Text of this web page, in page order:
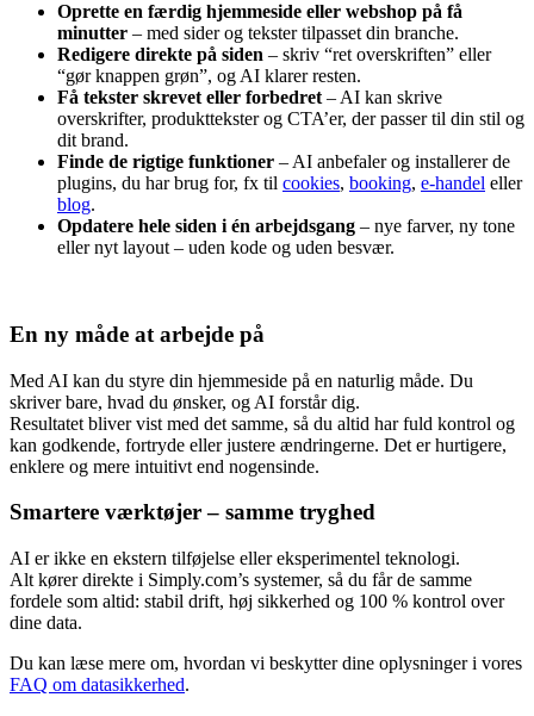
Oprette en færdig hjemmeside eller webshop på få
minutter – med sider og tekster tilpasset din branche.
Redigere direkte på siden – skriv “ret overskriften” eller
“gør knappen grøn”, og AI klarer resten.
Få tekster skrevet eller forbedret – AI kan skrive
overskrifter, produkttekster og CTA’er, der passer til din stil og
dit brand.
Finde de rigtige funktioner – AI anbefaler og installerer de
plugins, du har brug for, fx til cookies, booking, e-handel eller
blog.
Opdatere hele siden i én arbejdsgang – nye farver, ny tone
eller nyt layout – uden kode og uden besvær.
En ny måde at arbejde på
Med AI kan du styre din hjemmeside på en naturlig måde. Du
skriver bare, hvad du ønsker, og AI forstår dig.
Resultatet bliver vist med det samme, så du altid har fuld kontrol og
kan godkende, fortryde eller justere ændringerne. Det er hurtigere,
enklere og mere intuitivt end nogensinde.
Smartere værktøjer – samme tryghed
AI er ikke en ekstern tilføjelse eller eksperimentel teknologi.
Alt kører direkte i Simply.com’s systemer, så du får de samme
fordele som altid: stabil drift, høj sikkerhed og 100 % kontrol over
dine data.
Du kan læse mere om, hvordan vi beskytter dine oplysninger i vores
FAQ om datasikkerhed.